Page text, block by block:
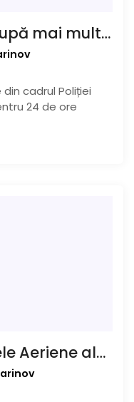
Hoț voiajor, arestat după mai multe furturi comise la Buzău
cadrul Poliției
24 de ore
Comandant din Forțele Aeriene ale SUA, la Baza de la Boboc